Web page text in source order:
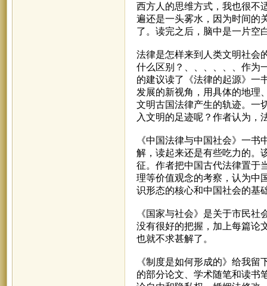
西方人的思维方式，我也很不
遍还是一头雾水，因为时间的
了。读完之后，脑中是一片空
法律是怎样来到人类文明社会
什么区别？、、、、、、作为
的建议读了《法律的起源》一
发展的新视角，用具体的地理
文明古国法律产生的轨迹。一
入文明的足迹呢？作者认为，
《中国法律与中国社会》一
解，读起来还是有些吃力的。
征。作者把中国古代法律置于
理等价值观念的考察，认为中
识形态的核心和中国社会的基
《国家与社会》是关于市民
没有很好的把握，加上每篇论
也就不求甚解了。
《制度是如何形成的》给我
的部分论文、学术随笔和读书